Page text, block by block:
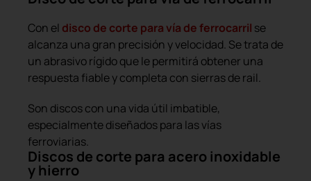
Con el disco de corte para vía de ferrocarril se
alcanza una gran precisión y velocidad. Se trata de
un abrasivo rígido que le permitirá obtener una
respuesta fiable y completa con sierras de rail.
Son discos con una vida útil imbatible,
especialmente diseñados para las vías
ferroviarias.
Discos de corte para acero inoxidable
y hierro